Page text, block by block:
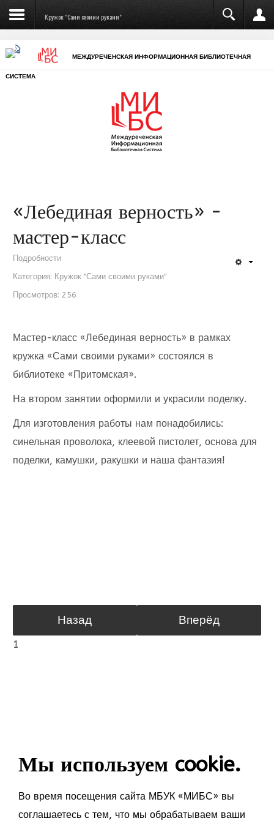
Кружок "Сами своими руками"
МЕЖДУРЕЧЕНСКАЯ ИНФОРМАЦИОННАЯ БИБЛИОТЕЧНАЯ
СИСТЕМА
«Лебединая верность» -
мастер-класс
Подробности
Категория: Кружок "Сами своими руками"
Просмотров: 256
Мастер-класс «Лебединая верность» в рамках
кружка «Сами своими руками» состоялся в
библиотеке «Притомская».
На втором занятии оформили и украсили поделку.
Для изготовления работы нам понадобились:
синельная проволока, клеевой пистолет, основа для
поделки, камушки, ракушки и наша фантазия!
Назад Вперёд
1
Мы используем cookie.
Во время посещения сайта МБУК «МИБС» вы
соглашаетесь с тем, что мы обрабатываем ваши